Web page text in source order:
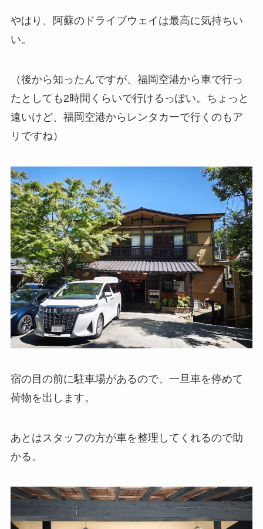
やはり、阿蘇のドライブウェイは最高に気持ちい
い。
（後から知ったんですが、福岡空港から車で行っ
たとしても2時間くらいで行けるっぽい。ちょっと
遠いけど、福岡空港からレンタカーで行くのもア
リですね）
宿の目の前に駐車場があるので、一旦車を停めて
荷物を出します。
あとはスタッフの方が車を整理してくれるので助
かる。